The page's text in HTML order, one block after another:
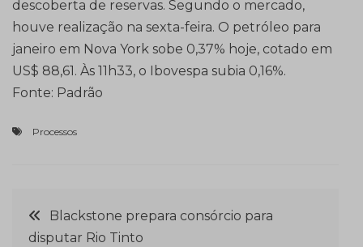
descoberta de reservas. Segundo o mercado,
houve realização na sexta-feira. O petróleo para
janeiro em Nova York sobe 0,37% hoje, cotado em
US$ 88,61. Às 11h33, o Ibovespa subia 0,16%.
Fonte: Padrão
Processos
Navegação
Blackstone prepara consórcio para
disputar Rio Tinto